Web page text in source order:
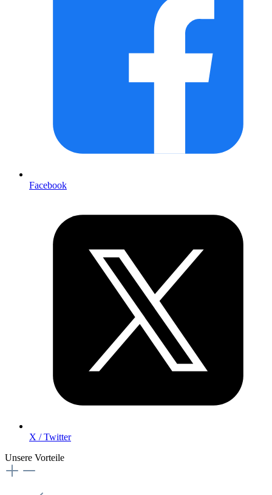
Facebook
X / Twitter
Unsere Vorteile